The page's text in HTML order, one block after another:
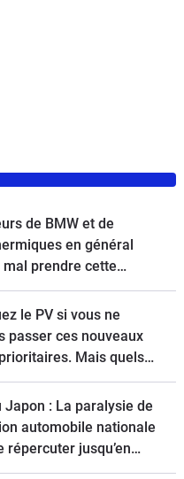
de BMW et de
en général
prendre cette
le PV si vous ne
passer ces nouveaux
Mais quels
Japon : La paralysie de
automobile nationale
répercuter jusqu’en